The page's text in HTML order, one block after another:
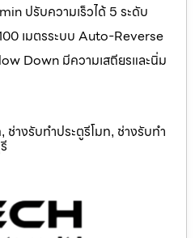
ปรับความเร็วได้ 5 ระดับ
เมตรระบบ Auto-Reverse
Down มีความเสถียรและนิ่ม
, ช่างรับทำประตูรีโมท, ช่างรับทำ